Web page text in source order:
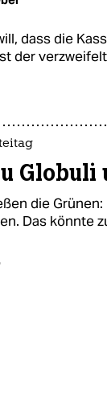
dass die
der
Globuli
die
Das könnte